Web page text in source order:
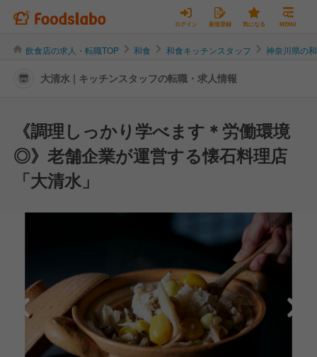
ログイン 新規登録 気になる MENU
飲食店の求人・転職TOP 和食 和食キッチンスタッフ 神奈川県の
大清水 | キッチンスタッフの転職・求人情報
《調理しっかり学べます＊労働環境
◎》老舗企業が運営する懐石料理店
「大清水」